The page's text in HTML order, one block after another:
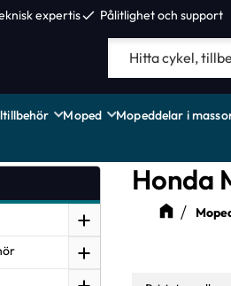
expertischeck Pålitlighet och support
Moped Mopeddelar i
Honda